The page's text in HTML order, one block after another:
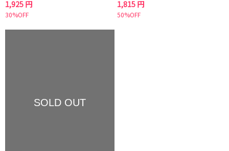
1,925 円
30%OFF
1,815 円
50%OFF
SOLD OUT